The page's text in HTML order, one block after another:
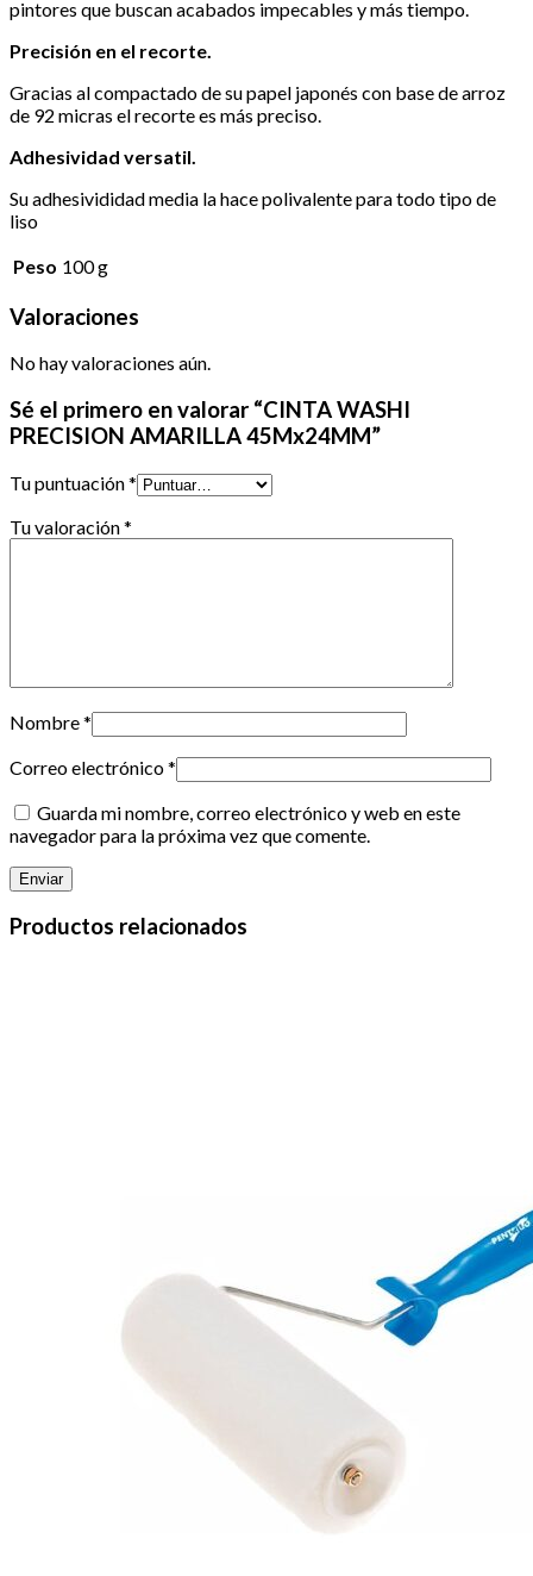
pintores que buscan acabados impecables y más tiempo.
Precisión en el recorte.
Gracias al compactado de su papel japonés con base de arroz
de 92 micras el recorte es más preciso.
Adhesividad versatil.
Su adhesivididad media la hace polivalente para todo tipo de
liso
Peso 100 g
Valoraciones
No hay valoraciones aún.
Sé el primero en valorar “CINTA WASHI
PRECISION AMARILLA 45Mx24MM”
Tu puntuación*
Tu valoración*
Nombre*
Correo electrónico*
Guarda mi nombre, correo electrónico y web en este
navegador para la próxima vez que comente.
Productos relacionados